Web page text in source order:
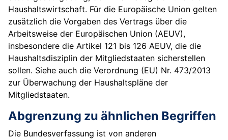
Haushaltswirtschaft. Für die Europäische Union gelten
zusätzlich die Vorgaben des Vertrags über die
Arbeitsweise der Europäischen Union (AEUV),
insbesondere die Artikel 121 bis 126 AEUV, die die
Haushaltsdisziplin der Mitgliedstaaten sicherstellen
sollen. Siehe auch die Verordnung (EU) Nr. 473/2013
zur Überwachung der Haushaltspläne der
Mitgliedstaaten.
Abgrenzung zu ähnlichen Begriffen
Die Bundesverfassung ist von anderen